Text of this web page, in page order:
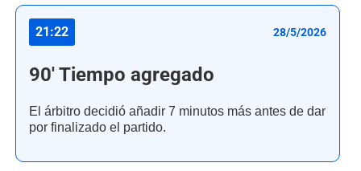
21:22 28/5/2026
90' Tiempo agregado
El árbitro decidió añadir 7 minutos más antes de dar
por finalizado el partido.